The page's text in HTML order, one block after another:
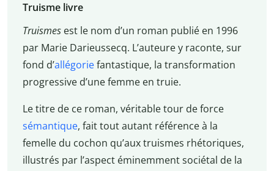
Truisme livre
Truismesest le nom d’un roman publié en 1996
par Marie Darieussecq. L’auteure y raconte, sur
fond d’allégoriefantastique, la transformation
progressive d’une femme en truie.
Le titre de ce roman, véritable tour de force
sémantique, fait tout autant référence à la
femelle du cochon qu’aux truismes rhétoriques,
illustrés par l’aspect éminemment sociétal de la